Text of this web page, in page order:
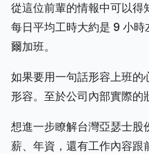
從這位前輩的情報中可以得
每日平均工時大約是 9 小
爾加班。
如果要用一句話形容上班的
形容。至於公司內部實際的
想進一步瞭解台灣亞瑟士股
薪、年資，還有工作內容跟